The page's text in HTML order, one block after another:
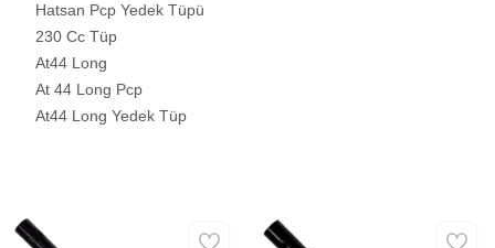
Hatsan Pcp Yedek Tüpü
230 Cc Tüp
At44 Long
At 44 Long Pcp
At44 Long Yedek Tüp